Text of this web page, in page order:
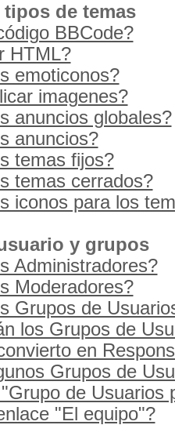
de temas
BBCode?
HTML?
emoticonos?
imagenes?
anuncios globales?
anuncios?
temas fijos?
temas cerrados?
iconos para los
y grupos
Administradores?
Moderadores?
Grupos de
los Grupos de
en
Grupos de
de Usuarios
"El equipo"?